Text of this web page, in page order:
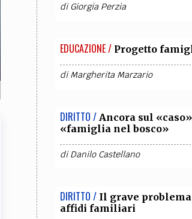
diGiorgia Perzia
EDUCAZIONE / Progetto
diMargherita Marzario
DIRITTO / Ancora sul
«famiglia nel bosco»
diDanilo Castellano
DIRITTO / Il grave
affidi familiari